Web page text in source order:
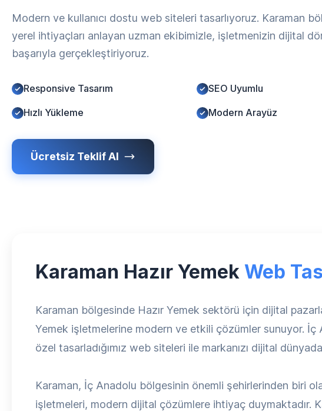
Modern ve kullanıcı dostu web siteleri tasarlıyoruz. Karaman
yerel ihtiyaçları anlayan uzman ekibimizle, işletmenizin dijital
başarıyla gerçekleştiriyoruz.
Responsive Tasarım SEO Uyumlu
Hızlı Yükleme Modern Arayüz
Ücretsiz Teklif Al
Karaman Hazır Yemek Web
Karaman bölgesinde Hazır Yemek sektörü için dijital
Yemek işletmelerine modern ve etkili çözümler sunuyor.
özel tasarladığımız web siteleri ile markanızı dijital
Karaman, İç Anadolu bölgesinin önemli şehirlerinden biri
işletmeleri, modern dijital çözümlere ihtiyaç duymaktadır.